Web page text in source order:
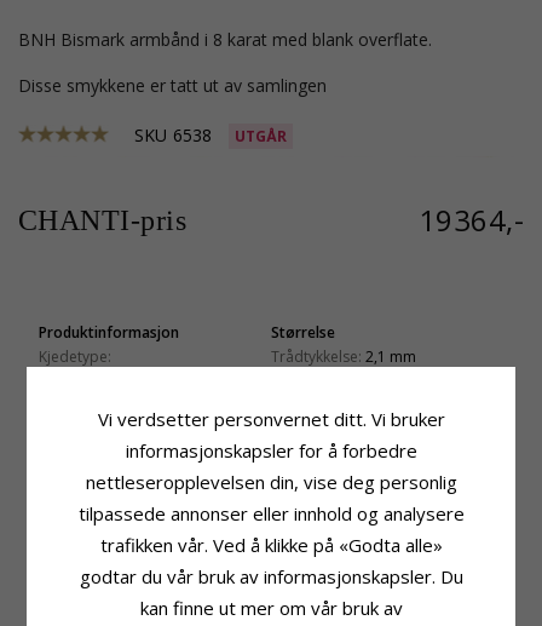
BNH Bismark armbånd i 8 karat med blank overflate.
Disse smykkene er tatt ut av samlingen
SKU 6538 UTGÅR
CHANTI-pris 19364,-
Produktinformasjon
Kjedetype:
Overflate:Blank
Størrelse
Trådtykkelse: 2,1 mm
Vekt:9,8 G
Leveringstid:Ca. 5-10 Hverdager
BESLEKTEDE PRODUKTER
Vi verdsetter personvernet ditt. Vi bruker
informasjonskapsler for å forbedre
nettleseropplevelsen din, vise deg personlig
tilpassede annonser eller innhold og analysere
trafikken vår. Ved å klikke på «Godta alle»
godtar du vår bruk av informasjonskapsler. Du
kan finne ut mer om vår bruk av